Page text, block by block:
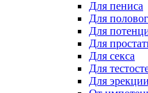
Для пениса
Для
Для
Для
Для секса
Для
Для эрекции